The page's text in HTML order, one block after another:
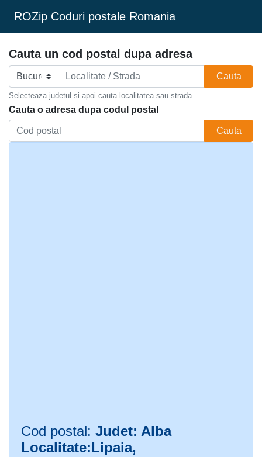
ROZip Coduri postale Romania
Cauta un cod postal dupa adresa
Cauta
Selecteaza judetul si apoi cauta localitatea sau strada.
Cauta o adresa dupa codul postal
Cauta
Cod postal: Judet: Alba
Localitate:Lipaia,